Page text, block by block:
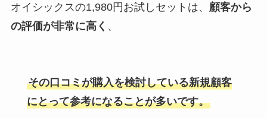
オイシックスの1,980円お試しセットは、 顧客から
の評価が非常に高く 、
その口コミが購入を検討している新規顧客
にとって参考になることが多いです。